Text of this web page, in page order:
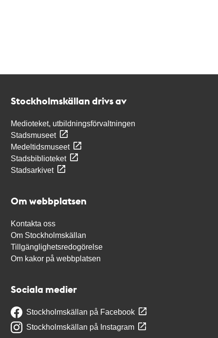
Stockholmskällan drivs av
Medioteket, utbildningsförvaltningen
Stadsmuseet
Medeltidsmuseet
Stadsbiblioteket
Stadsarkivet
Om webbplatsen
Kontakta oss
Om Stockholmskällan
Tillgänglighetsredogörelse
Om kakor på webbplatsen
Sociala medier
Stockholmskällan på Facebook
Stockholmskällan på Instagram